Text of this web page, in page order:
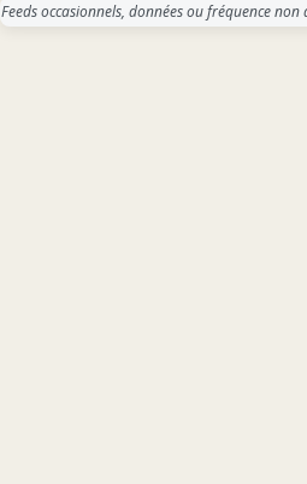
Feeds occasionnels, données ou fréquence non